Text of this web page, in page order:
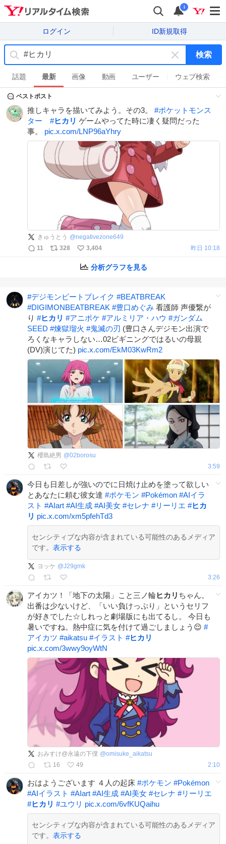
i
ログイン ID新規取得
キ
ー
ワ
ド
を
す
検索
話題 最新 画像 動画 ユーザー ウェブ検索
ベストポスト
推しキャラを描いてみよう。その3。 #ポケットモンス
ター
#ヒカリ ゲームやってた時に凄く疑問だった
事。 pic.x.com/LNP96aYhry
きゅうとう @negativezone649
11
328 3,404 昨日 10:18
分析グラフを見る
#デジモンビートブレイク #BEATBREAK
#DIGIMONBEATBREAK #豊口めぐみ 看護師 声優繋が
り #ヒカリ #アニポケ #アルミリア・ハウ #ガンダム
SEED #煉獄瑠火 #鬼滅の刃 (豊口さんデジモン出演で
ろくなキャラしない…02ビギニングではるいの母親
(DV)演じてた) pic.x.com/EkM03KwRm2
櫻島絶男 @02borosu
3:59
今日も日差しが強いのでに日焼け止めを塗って欲しい
とあなたに頼む彼女達 #ポケモン #Pokémon #AIイラ
スト #AIart️️️️️️️️️️️️️️️️️️️️️️️️️️️️️️️️️️️️️️️️️️️️️️️️️️️ #AI生成 #AI美女 #セレナ #リーリエ #ヒカ
リ pic.x.com/xm5pfehTd3
センシティブな内容が含まれている可能性のあるメディア
です。 表示する
ヨッケ @J29gmk
3:26
アイカツ！「地下の太陽」こと三ノ輪ヒカリ ちゃん。
出番は少ないけど、「いい負けっぷり」というセリフ
が好きでした☆しれっと劇場版にも出てるし。 今日も
暑いですね。熱中症に気を付けて過ごしましょう😌 #
アイカツ #aikatsu #イラスト #ヒカリ
pic.x.com/3wwy9oyWtN
おみすけ@永遠の下僕 @omisuke_aikatsu
16
49 2:10
おはようございます ４人の起床 #ポケモン #Pokémon
#AIイラスト #AIart #AI生成 #AI美女 #セレナ #リーリエ
#ヒカリ #ユウリ pic.x.com/6vfKUQaihu
センシティブな内容が含まれている可能性のあるメディア
です。 表示する